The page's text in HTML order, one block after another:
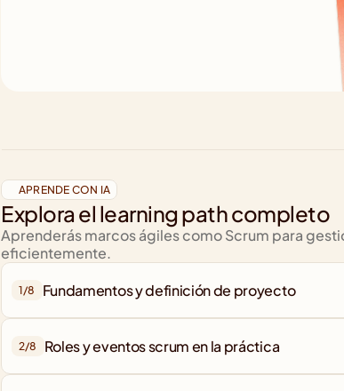
APRENDE CON IA
Explora el learning path completo
Aprenderás marcos ágiles como Scrum para
eficientemente.
1/8 Fundamentos y definición de proyecto
2/8 Roles y eventos scrum en la práctica